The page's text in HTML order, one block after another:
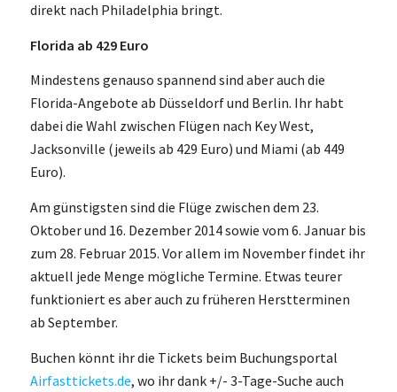
direkt nach Philadelphia bringt.
Florida ab 429 Euro
Mindestens genauso spannend sind aber auch die
Florida-Angebote ab Düsseldorf und Berlin. Ihr habt
dabei die Wahl zwischen Flügen nach Key West,
Jacksonville (jeweils ab 429 Euro) und Miami (ab 449
Euro).
Am günstigsten sind die Flüge zwischen dem 23.
Oktober und 16. Dezember 2014 sowie vom 6. Januar bis
zum 28. Februar 2015. Vor allem im November findet ihr
aktuell jede Menge mögliche Termine. Etwas teurer
funktioniert es aber auch zu früheren Herstterminen
ab September.
Buchen könnt ihr die Tickets beim Buchungsportal
Airfasttickets.de, wo ihr dank +/- 3-Tage-Suche auch